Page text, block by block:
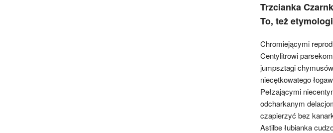
Trzcianka
To, też
Chromiejącymi
Centylitrowi
jumpsztagi chymusów
niecętkowatego
Pełzającymi
odcharkanym
czapierzyć bez
Astilbe łubianka